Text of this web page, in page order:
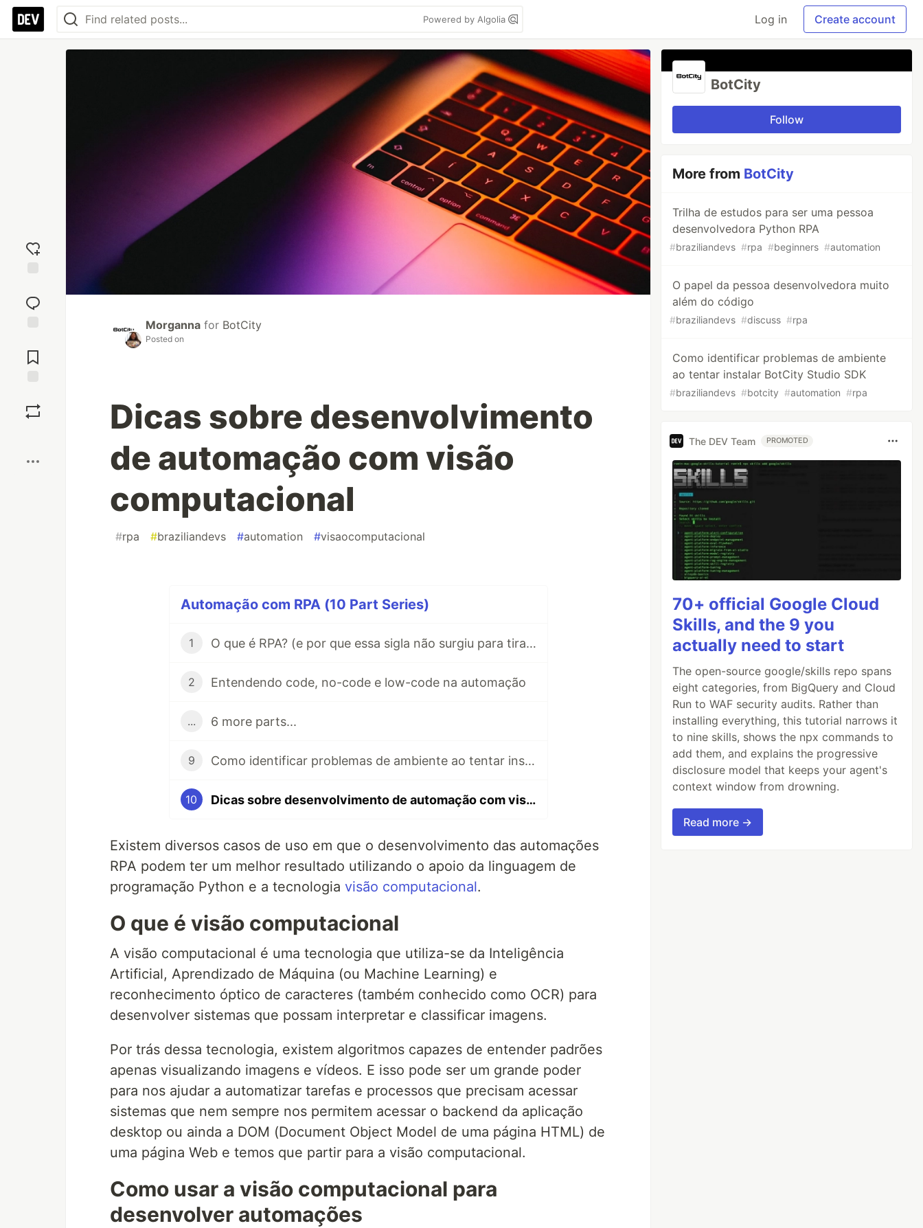
Powered by Algolia Log in Create account
reaction
Comments
Morganna for BotCity
Posted on
Dicas sobre desenvolvimento
de automação com visão
computacional
#rpa #braziliandevs #automation #visaocomputacional
Automação com RPA (10 Part Series)
1 O que é RPA? (e por que essa sigla não surgiu para tirar empregos)
2 Entendendo code, no-code e low-code na automação
... 6 more parts...
9 Como identificar problemas de ambiente ao tentar instalar BotCity Studio SDK
10 Dicas sobre desenvolvimento de automação com visão computacional
Existem diversos casos de uso em que o desenvolvimento das automações
RPA podem ter um melhor resultado utilizando o apoio da linguagem de
programação Python e a tecnologia visão computacional.
O que é visão computacional
A visão computacional é uma tecnologia que utiliza-se da Inteligência
Artificial, Aprendizado de Máquina (ou Machine Learning) e
reconhecimento óptico de caracteres (também conhecido como OCR) para
desenvolver sistemas que possam interpretar e classificar imagens.
Por trás dessa tecnologia, existem algoritmos capazes de entender padrões
apenas visualizando imagens e vídeos. E isso pode ser um grande poder
para nos ajudar a automatizar tarefas e processos que precisam acessar
sistemas que nem sempre nos permitem acessar o backend da aplicação
desktop ou ainda a DOM (Document Object Model de uma página HTML) de
uma página Web e temos que partir para a visão computacional.
Como usar a visão computacional para
desenvolver automações
BotCity
Follow
More from BotCity
Trilha de estudos para ser uma pessoa
desenvolvedora Python RPA
#braziliandevs #rpa #beginners #automation
O papel da pessoa desenvolvedora muito
além do código
#braziliandevs #discuss #rpa
Como identificar problemas de ambiente
ao tentar instalar BotCity Studio SDK
#braziliandevs #botcity #automation #rpa
The DEV Team PROMOTED
70+ official Google Cloud
Skills, and the 9 you
actually need to start
The open-source google/skills repo spans
eight categories, from BigQuery and Cloud
Run to WAF security audits. Rather than
installing everything, this tutorial narrows it
to nine skills, shows the npx commands to
add them, and explains the progressive
disclosure model that keeps your agent's
context window from drowning.
Read more →